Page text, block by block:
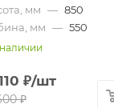
мм — 850
мм — 550
₽/шт
₽